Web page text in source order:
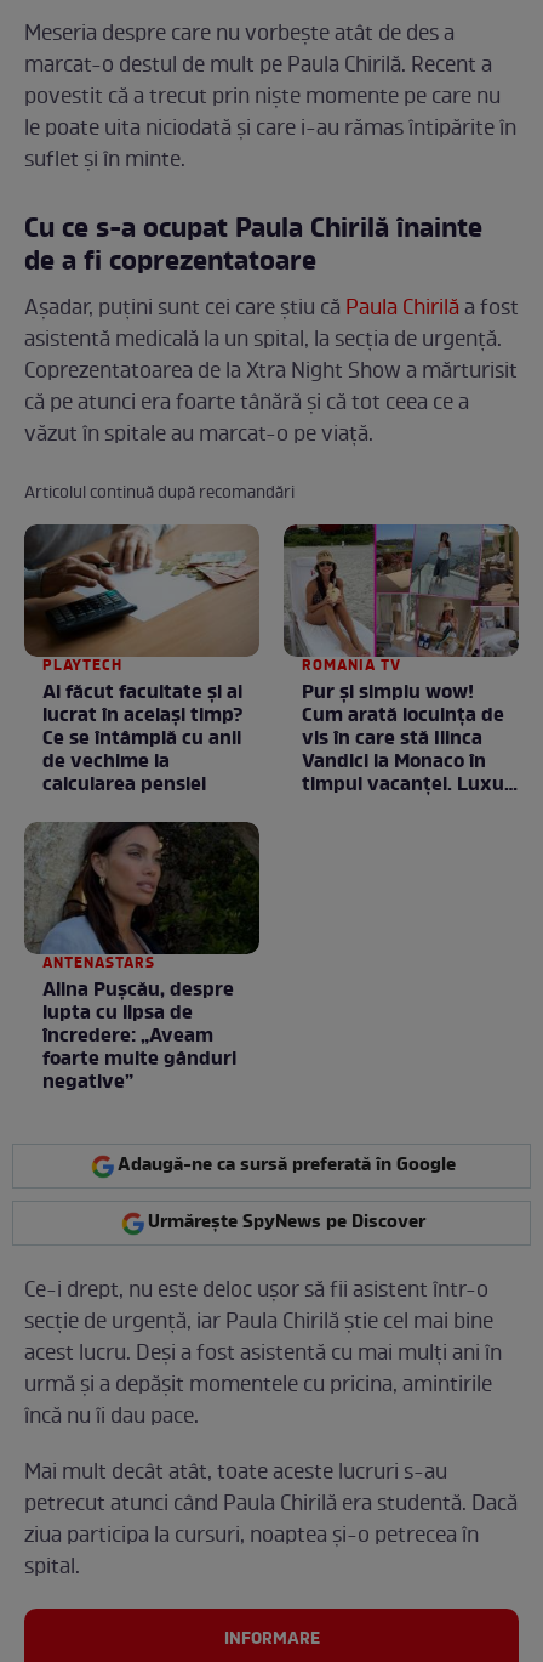
Meseria despre care nu vorbește atât de des a
marcat-o destul de mult pe Paula Chirilă. Recent a
povestit că a trecut prin niște momente pe care nu
le poate uita niciodată și care i-au rămas întipărite în
suflet și în minte.
Cu ce s-a ocupat Paula Chirilă înainte
de a fi coprezentatoare
Așadar, puțini sunt cei care știu că Paula Chirilăa fost
asistentă medicală la un spital, la secția de urgență.
Coprezentatoarea de la Xtra Night Show a mărturisit
că pe atunci era foarte tânără și că tot ceea ce a
văzut în spitale au marcat-o pe viață.
Articolul continuă după recomandări
PLAYTECH
Ai făcut facultate și ai
lucrat în același timp?
Ce se întâmplă cu anii
de vechime la
calcularea pensiei
ROMANIA TV
Pur și simplu wow!
Cum arată locuința de
vis în care stă Ilinca
Vandici la Monaco în
timpul vacanței. Luxul
ANTENASTARS
Alina Pușcău, despre
lupta cu lipsa de
încredere: „Aveam
foarte multe gânduri
negative”
Adaugă-ne ca sursă preferată în Google
Urmărește SpyNews pe Discover
Ce-i drept, nu este deloc ușor să fii asistent într-o
secție de urgență, iar Paula Chirilă știe cel mai bine
acest lucru. Deși a fost asistentă cu mai mulți ani în
urmă și a depășit momentele cu pricina, amintirile
încă nu îi dau pace.
Mai mult decât atât, toate aceste lucruri s-au
petrecut atunci când Paula Chirilă era studentă. Dacă
ziua participa la cursuri, noaptea și-o petrecea în
spital.
INFORMARE